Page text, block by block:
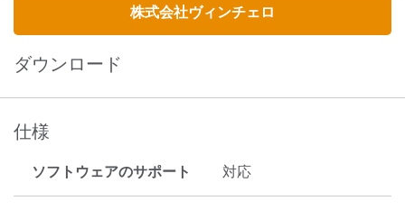
株式会社ヴィンチェロ
ダウンロード
仕様
ソフトウェアのサポート 対応